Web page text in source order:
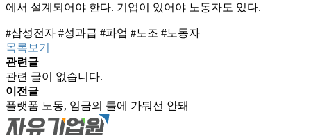
에서 설계되어야 한다. 기업이 있어야 노동자도 있다.
#삼성전자 #성과급 #파업 #노조 #노동자
목록보기
관련글
관련 글이 없습니다.
이전글
플랫폼 노동, 임금의 틀에 가둬선 안돼